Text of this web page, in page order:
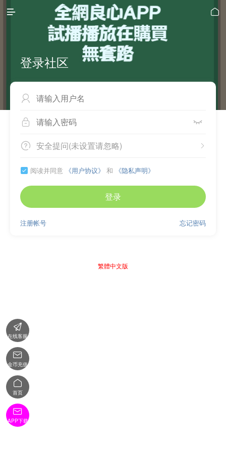
 
登录社区

 
 
安全提问(未设置请忽略)
 阅读并同意 《用户协议》 和 《隐私声明》
登录
忘记密码
注册帐号
繁體中文版

在线客服

金币充值

首页

APP下载